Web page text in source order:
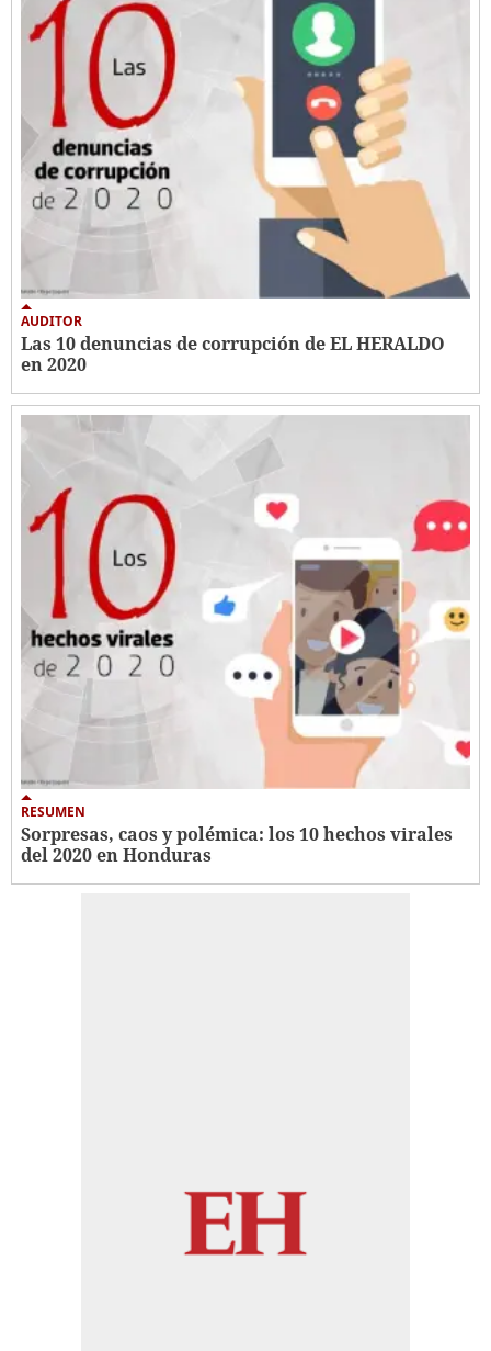
AUDITOR
Las 10 denuncias de corrupción de EL HERALDO
en 2020
RESUMEN
Sorpresas, caos y polémica: los 10 hechos virales
del 2020 en Honduras